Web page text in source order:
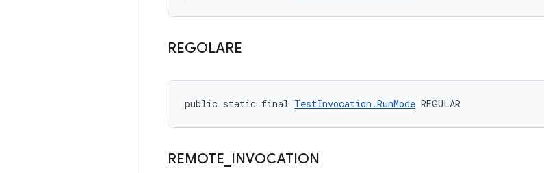
REGOLARE
public static final TestInvocation.RunMode REGULAR
REMOTE INVOCATION